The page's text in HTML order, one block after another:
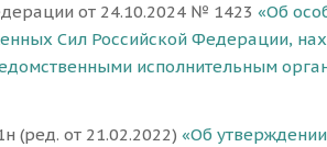
от 24.10.2024 № 1423 «Об
Сил Российской Федерации,
исполнительным
(ред. от 21.02.2022) «Об